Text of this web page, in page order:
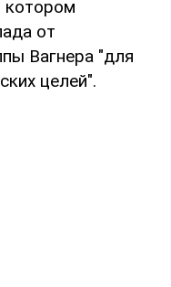
котором
от
Вагнера "для
целей".